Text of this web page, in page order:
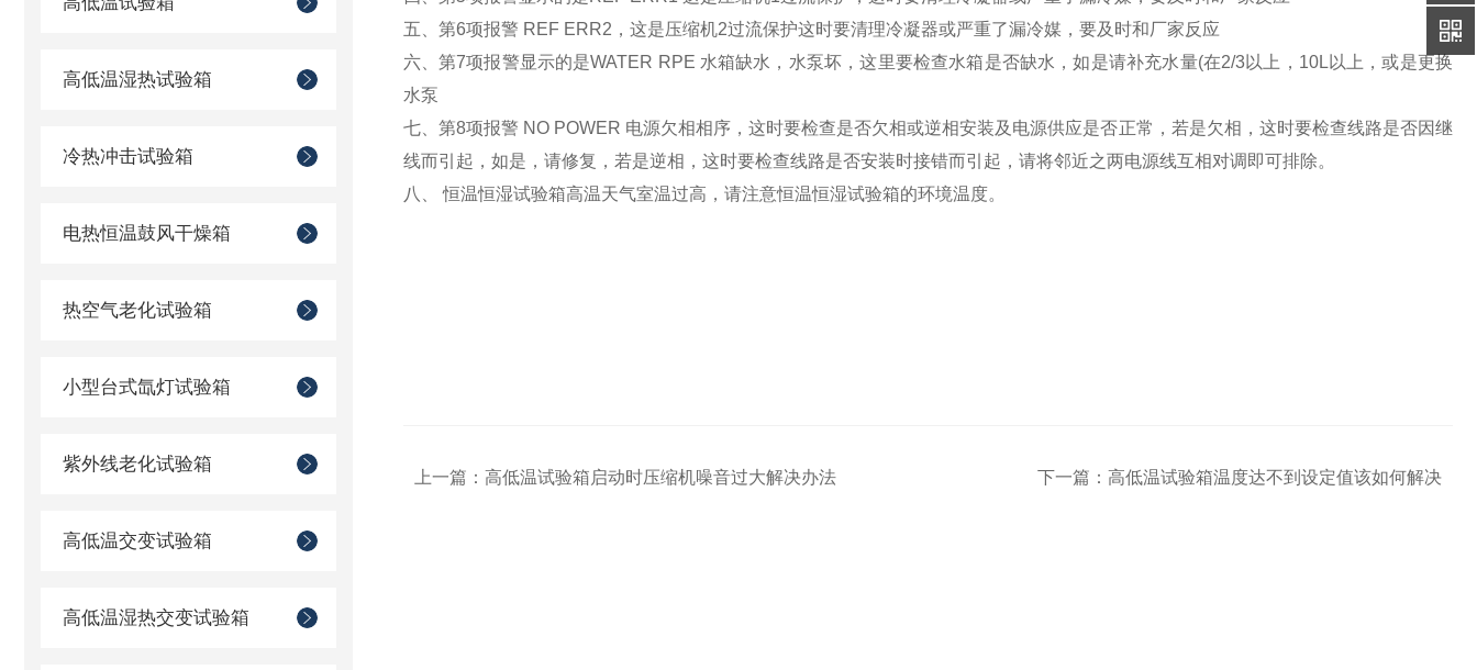
高低温湿热试验箱
冷热冲击试验箱
电热恒温鼓风干燥箱
热空气老化试验箱
小型台式氙灯试验箱
紫外线老化试验箱
高低温交变试验箱
高低温湿热交变试验箱
五、第6项报警 REF ERR2，这是压缩机2过流保护这时要清理冷凝器或严重了漏冷媒，要及时和厂家反应
六、第7项报警显示的是WATER RPE 水箱缺水，水泵坏，这里要检查水箱是否缺水，如是请补充水量(在2/3以上，10L以上，或是更换
水泵
七、第8项报警 NO POWER 电源欠相相序，这时要检查是否欠相或逆相安装及电源供应是否正常，若是欠相，这时要检查线路是否因继
线而引起，如是，请修复，若是逆相，这时要检查线路是否安装时接错而引起，请将邻近之两电源线互相对调即可排除。
八、恒温恒湿试验箱高温天气室温过高，请注意恒温恒湿试验箱的环境温度。
上一篇： 高低温试验箱启动时压缩机噪音过大解决办法 下一篇： 高低温试验箱温度达不到设定值该如何解决